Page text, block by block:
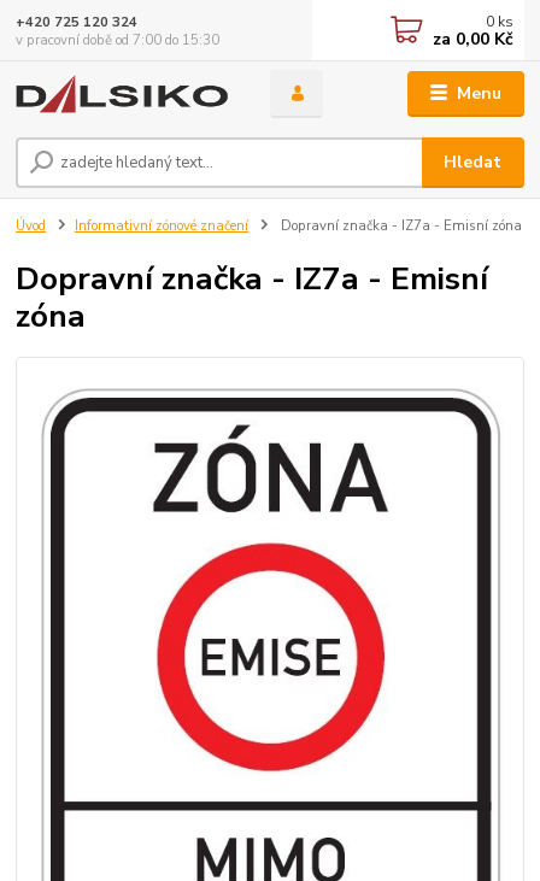
Menu
Hledat
+420 725 120 324
v pracovní době od 7:00 do 15:30
0 ks
za 0,00 Kč
Úvod Informativní zónové značení Dopravní značka - IZ7a - Emisní zóna
Dopravní značka - IZ7a - Emisní
zóna